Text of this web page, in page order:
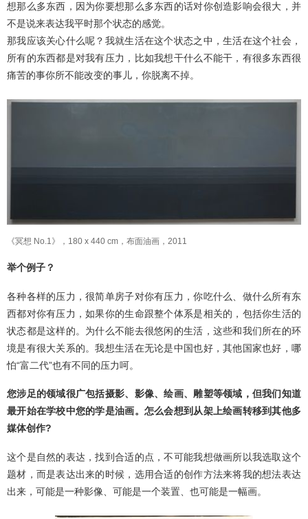
想那么多东西，因为你要想那么多东西的话对你创造影响会很大，并
不是说来表达我平时那个状态的感觉。
那我应该关心什么呢？我就生活在这个状态之中，生活在这个社会，
所有的东西都是对我有压力，比如我想干什么不能干，有很多东西很
痛苦的事你所不能改变的事儿，你脱离不掉。
《冥想 No.1》，180 x 440 cm，布面油画，2011
举个例子？
各种各样的压力，很简单房子对你有压力，你吃什么、做什么所有东
西都对你有压力，如果你的生命跟整个体系是相关的，包括你生活的
状态都是这样的。为什么不能去很悠闲的生活，这些和我们所在的环
境是有很大关系的。我想生活在无论是中国也好，其他国家也好，哪
怕“富二代”也有不同的压力呵。
您涉足的领域很广包括摄影、影像、绘画、雕塑等领域，但我们知道
最开始在学校中您的学是油画。怎么会想到从架上绘画转移到其他多
媒体创作?
这个是自然的表达，找到合适的点，不可能我想做画所以我选取这个
题材，而是表达出来的时候，选用合适的创作方法来将我的想法表达
出来，可能是一种影像、可能是一个装置、也可能是一幅画。